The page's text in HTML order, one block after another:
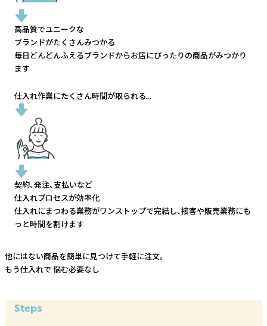
高品質でユニークな
ブランドがたくさんみつかる
毎日どんどんふえるブランドからお店にぴったりの商品がみつかり
ます
仕入れ作業にたくさん時間が取られる...
契約、発注、支払いなど
仕入れプロセスが効率化
仕入れにまつわる業務がワンストップで完結し、接客や販売業務にも
っと時間を割けます
他にはない商品を簡単に見つけて手軽に注文。
もう仕入れで 悩む必要なし
Steps